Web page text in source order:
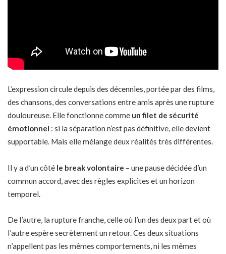
L’expression circule depuis des décennies, portée par des films,
des chansons, des conversations entre amis après une rupture
douloureuse. Elle fonctionne comme un filet de sécurité
émotionnel : si la séparation n’est pas définitive, elle devient
supportable. Mais elle mélange deux réalités très différentes.
Il y a d’un côté le break volontaire – une pause décidée d’un
commun accord, avec des règles explicites et un horizon
temporel.
De l’autre, la rupture franche, celle où l’un des deux part et où
l’autre espère secrètement un retour. Ces deux situations
n’appellent pas les mêmes comportements, ni les mêmes